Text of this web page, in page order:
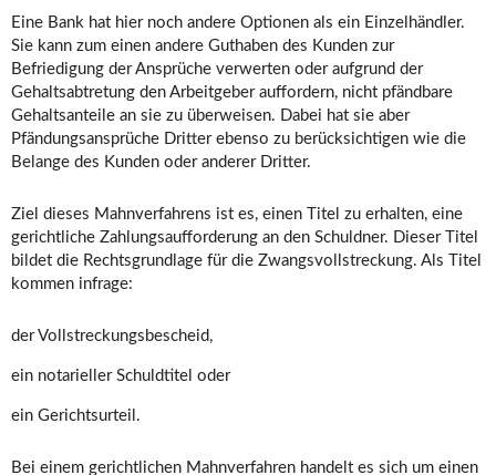
Eine Bank hat hier noch andere Optionen als ein Einzelhändler.
Sie kann zum einen andere Guthaben des Kunden zur
Befriedigung der Ansprüche verwerten oder aufgrund der
Gehaltsabtretung den Arbeitgeber auffordern, nicht pfändbare
Gehaltsanteile an sie zu überweisen. Dabei hat sie aber
Pfändungsansprüche Dritter ebenso zu berücksichtigen wie die
Belange des Kunden oder anderer Dritter.
Ziel dieses Mahnverfahrens ist es, einen Titel zu erhalten, eine
gerichtliche Zahlungsaufforderung an den Schuldner. Dieser Titel
bildet die Rechtsgrundlage für die Zwangsvollstreckung. Als Titel
kommen infrage:
der Vollstreckungsbescheid,
ein notarieller Schuldtitel oder
ein Gerichtsurteil.
Bei einem gerichtlichen Mahnverfahren handelt es sich um einen